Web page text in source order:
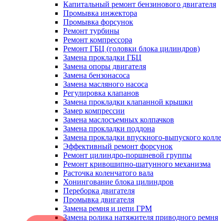
Капитальный ремонт бензинового двигателя
Промывка инжектора
Промывка форсунок
Ремонт турбины
Ремонт компрессора
Ремонт ГБЦ (головки блока цилиндров)
Замена прокладки ГБЦ
Замена опоры двигателя
Замена бензонасоса
Замена масляного насоса
Регулировка клапанов
Замена прокладки клапанной крышки
Замер компрессии
Замена маслосъемных колпачков
Замена прокладки поддона
Замена прокладки впускного-выпуского
Эффективный ремонт форсунок
Ремонт цилиндро-поршневой группы
Ремонт кривошипно-шатунного механизма
Расточка коленчатого вала
Хонингование блока цилиндров
Переборка двигателя
Промывка двигателя
Замена ремня и цепи ГРМ
Замена ролика натяжителя приводного ремня